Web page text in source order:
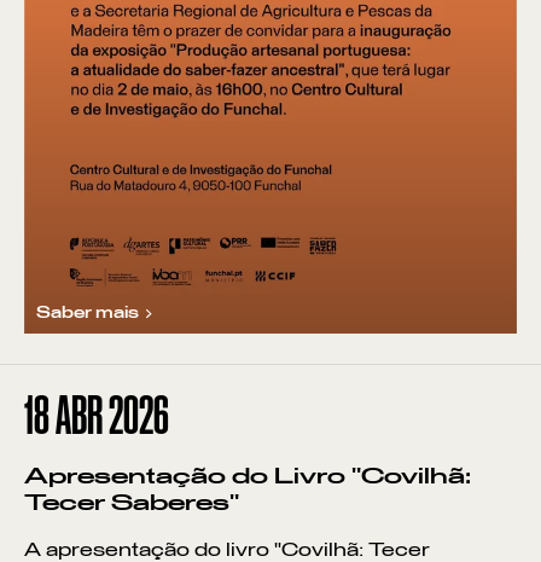
Saber mais
18ABR 2026
Apresentação do Livro "Covilhã:
Tecer Saberes"
A apresentação do livro "Covilhã: Tecer